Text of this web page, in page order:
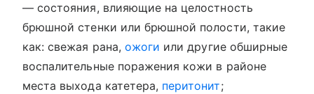
— состояния, влияющие на целостность
брюшной стенки или брюшной полости, такие
как: свежая рана, ожоги или другие обширные
воспалительные поражения кожи в районе
места выхода катетера, перитонит;